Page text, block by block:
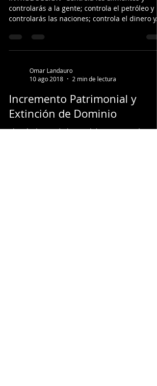
controlarás a la gente; controla el petróleo y
controlarás las naciones; controla el dinero y...
Omar Landauro
10 ago 2018
2 min de lectura
Incremento Patrimonial y
Extinción de Dominio
El artículo 52° de la Ley del Impuesto a la